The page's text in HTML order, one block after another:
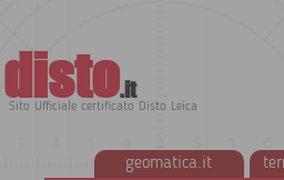
disto.it
Sito Ufficiale certificato Disto Leica
geomatica.it